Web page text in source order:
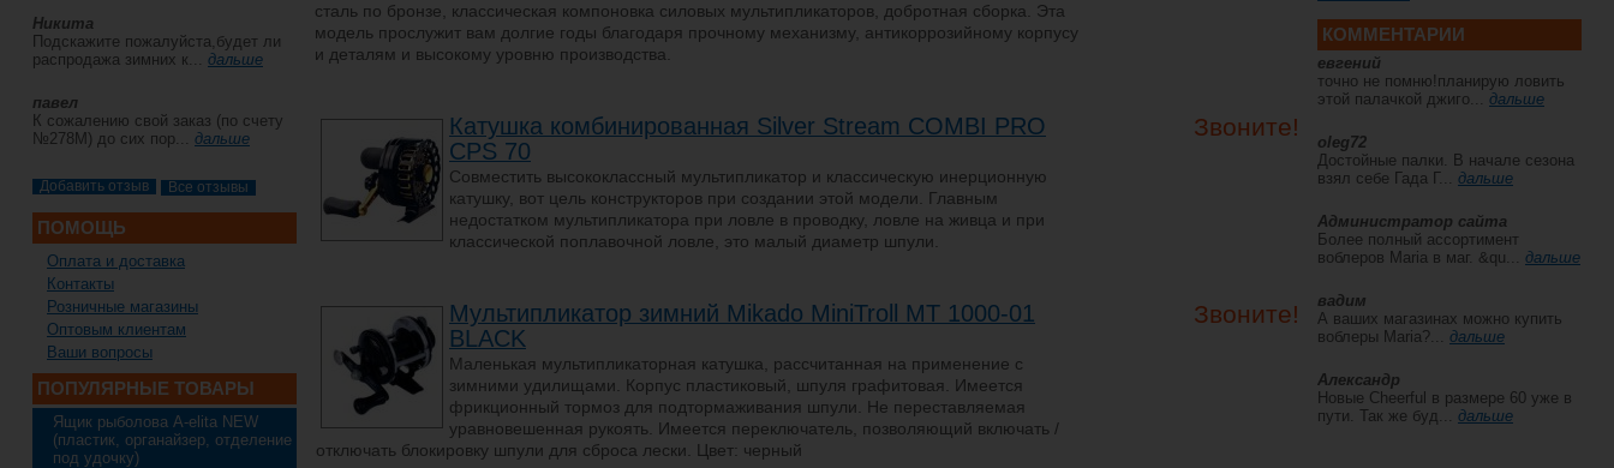
Никита
Подскажите пожалуйста,будет ли
распродажа зимних к... дальше
павел
К сожалению свой заказ (по счету
№278М) до сих пор... дальше
Все отзывы
ПОМОЩЬ
Оплата и доставка
Контакты
Розничные магазины
Оптовым клиентам
Ваши вопросы
ПОПУЛЯРНЫЕ ТОВАРЫ
Ящик рыболова A-elita NEW
(пластик, органайзер, отделение
под удочку)
сталь по бронзе, классическая компоновка силовых мультипликаторов, добротная сборка. Эта
модель прослужит вам долгие годы благодаря прочному механизму, антикоррозийному корпусу
и деталям и высокому уровню производства.
Катушка комбинированная Silver Stream COMBI PRO
CPS 70
Совместить высококлассный мультипликатор и классическую инерционную
катушку, вот цель конструкторов при создании этой модели. Главным
недостатком мультипликатора при ловле в проводку, ловле на живца и при
классической поплавочной ловле, это малый диаметр шпули.
Звоните!
Мультипликатор зимний Mikado MiniTroll MT 1000-01
BLACK
Маленькая мультипликаторная катушка, рассчитанная на применение с
зимними удилищами. Корпус пластиковый, шпуля графитовая. Имеется
фрикционный тормоз для подтормаживания шпули. Не переставляемая
уравновешенная рукоять. Имеется переключатель, позволяющий включать /
отключать блокировку шпули для сброса лески. Цвет: черный
Звоните!
КОММЕНТАРИИ
евгений
точно не помню!планирую ловить
этой палачкой джиго... дальше
oleg72
Достойные палки. В начале сезона
взял себе Гада Г... дальше
Администратор сайта
Более полный ассортимент
воблеров Maria в маг. &qu... дальше
вадим
А ваших магазинах можно купить
воблеры Maria?... дальше
Александр
Новые Cheerful в размере 60 уже в
пути. Так же буд... дальше